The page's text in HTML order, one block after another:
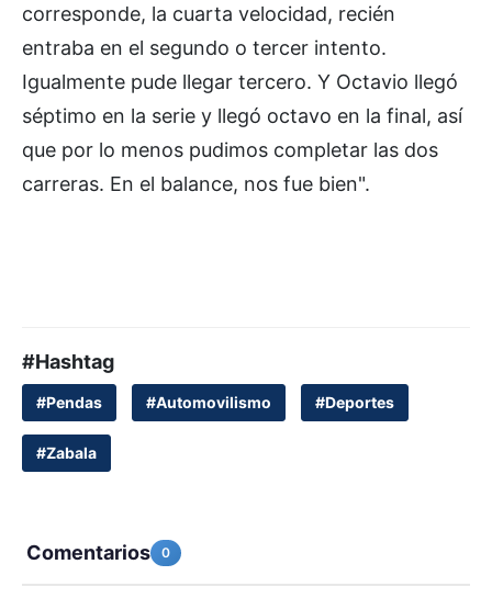
corresponde, la cuarta velocidad, recién
entraba en el segundo o tercer intento.
Igualmente pude llegar tercero. Y Octavio llegó
séptimo en la serie y llegó octavo en la final, así
que por lo menos pudimos completar las dos
carreras. En el balance, nos fue bien".
#Hashtag
#Pendas #Automovilismo #Deportes
#Zabala
Comentarios 0